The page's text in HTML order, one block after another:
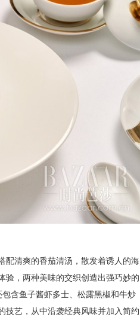
配清爽的香茄清汤，散发着诱人的海
验，两种美味的交织创造出强巧妙的
含鱼子酱虾多士、松露黑椒和牛炒
技艺，从中沿袭经典风味并加入简约